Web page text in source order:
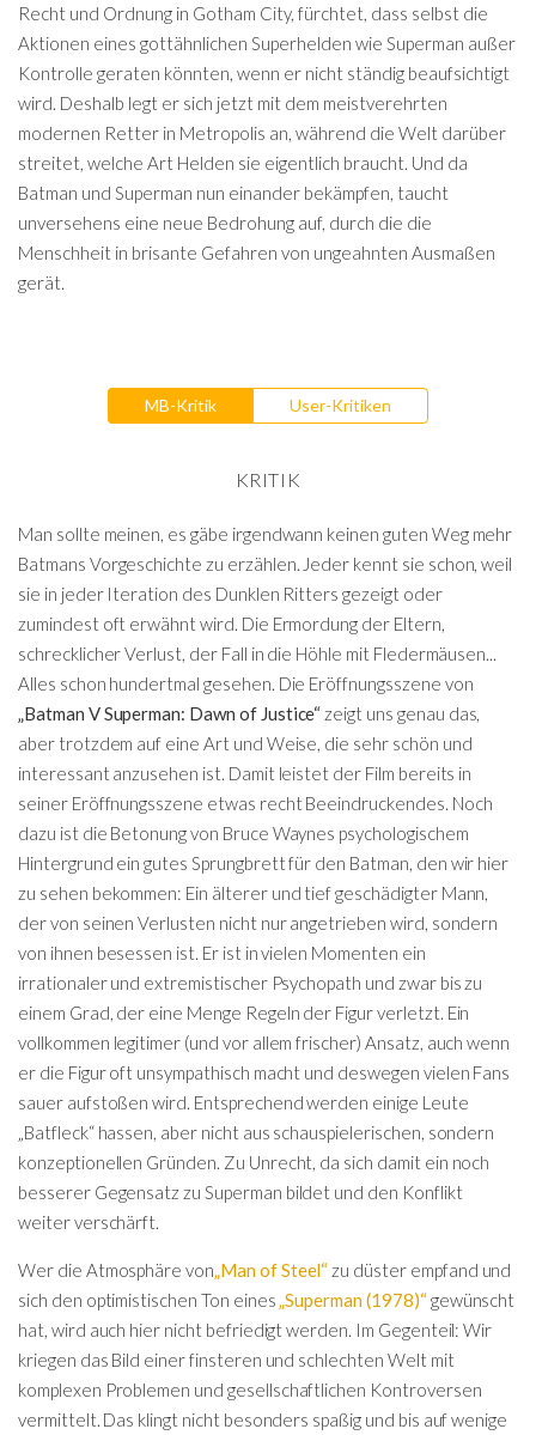
Recht und Ordnung in Gotham City, fürchtet, dass selbst die
Aktionen eines gottähnlichen Superhelden wie Superman außer
Kontrolle geraten könnten, wenn er nicht ständig beaufsichtigt
wird. Deshalb legt er sich jetzt mit dem meistverehrten
modernen Retter in Metropolis an, während die Welt darüber
streitet, welche Art Helden sie eigentlich braucht. Und da
Batman und Superman nun einander bekämpfen, taucht
unversehens eine neue Bedrohung auf, durch die die
Menschheit in brisante Gefahren von ungeahnten Ausmaßen
gerät.
MB-Kritik User-Kritiken
KRITIK
Man sollte meinen, es gäbe irgendwann keinen guten Weg mehr
Batmans Vorgeschichte zu erzählen. Jeder kennt sie schon, weil
sie in jeder Iteration des Dunklen Ritters gezeigt oder
zumindest oft erwähnt wird. Die Ermordung der Eltern,
schrecklicher Verlust, der Fall in die Höhle mit Fledermäusen...
Alles schon hundertmal gesehen. Die Eröffnungsszene von
„Batman V Superman: Dawn of Justice“zeigt uns genau das,
aber trotzdem auf eine Art und Weise, die sehr schön und
interessant anzusehen ist. Damit leistet der Film bereits in
seiner Eröffnungsszene etwas recht Beeindruckendes. Noch
dazu ist die Betonung von Bruce Waynes psychologischem
Hintergrund ein gutes Sprungbrett für den Batman, den wir hier
zu sehen bekommen: Ein älterer und tief geschädigter Mann,
der von seinen Verlusten nicht nur angetrieben wird, sondern
von ihnen besessen ist. Er ist in vielen Momenten ein
irrationaler und extremistischer Psychopath und zwar bis zu
einem Grad, der eine Menge Regeln der Figur verletzt. Ein
vollkommen legitimer (und vor allem frischer) Ansatz, auch wenn
er die Figur oft unsympathisch macht und deswegen vielen Fans
sauer aufstoßen wird. Entsprechend werden einige Leute
„Batfleck“ hassen, aber nicht aus schauspielerischen, sondern
konzeptionellen Gründen. Zu Unrecht, da sich damit ein noch
besserer Gegensatz zu Superman bildet und den Konflikt
weiter verschärft.
Wer die Atmosphäre von„Man of Steel“zu düster empfand und
sich den optimistischen Ton eines„Superman (1978)“gewünscht
hat, wird auch hier nicht befriedigt werden. Im Gegenteil: Wir
kriegen das Bild einer finsteren und schlechten Welt mit
komplexen Problemen und gesellschaftlichen Kontroversen
vermittelt. Das klingt nicht besonders spaßig und bis auf wenige